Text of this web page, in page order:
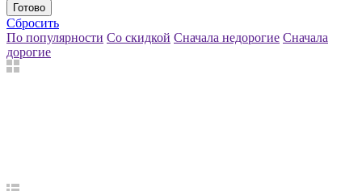
Готово
Сбросить
По популярности Со скидкой Сначала недорогие Сначала
дорогие